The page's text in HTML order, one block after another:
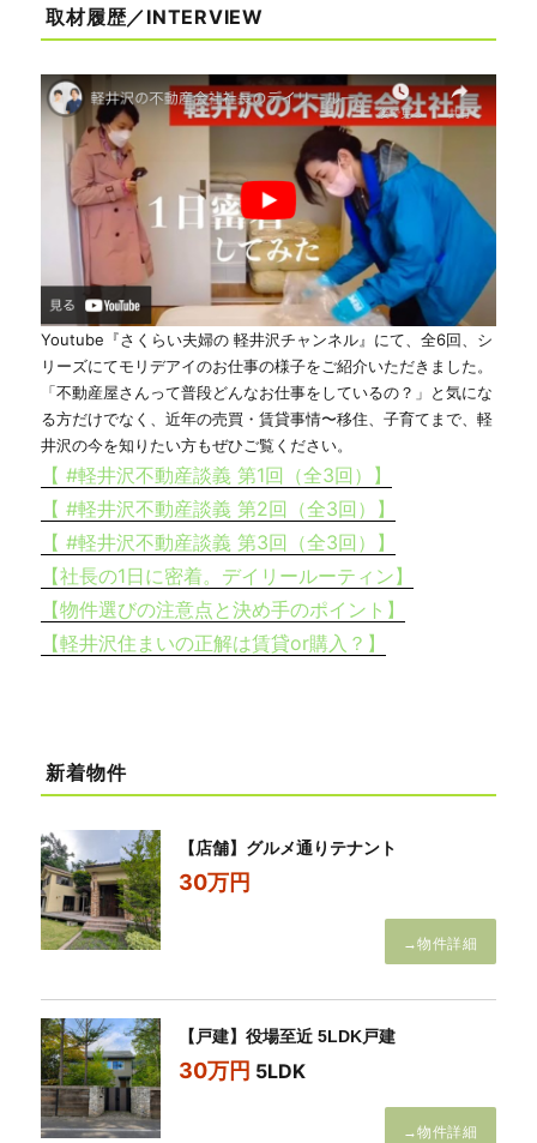
取材履歴／INTERVIEW
Youtube『さくらい夫婦の 軽井沢チャンネル』にて、全6回、シ
リーズにてモリデアイのお仕事の様子をご紹介いただきました。
「不動産屋さんって普段どんなお仕事をしているの？」と気にな
る方だけでなく、近年の売買・賃貸事情〜移住、子育てまで、軽
井沢の今を知りたい方もぜひご覧ください。
【 #軽井沢不動産談義 第1回（全3回）】
【 #軽井沢不動産談義 第2回（全3回）】
【 #軽井沢不動産談義 第3回（全3回）】
【社長の1日に密着。デイリールーティン】
【物件選びの注意点と決め手のポイント】
【軽井沢住まいの正解は賃貸or購入？】
新着物件
【店舗】グルメ通りテナント
30万円
→物件詳細
【戸建】役場至近 5LDK戸建
30万円 5LDK
→物件詳細